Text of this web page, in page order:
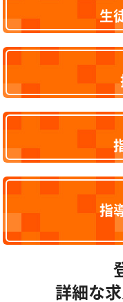
生
指
詳細な